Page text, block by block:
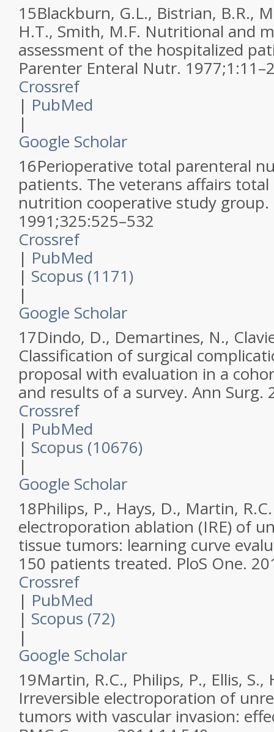
15Blackburn, G.L., Bistrian, B.R.,
H.T., Smith, M.F. Nutritional and
assessment of the hospitalized
Parenter Enteral Nutr. 1977;1:
Crossref
| PubMed
|
Google Scholar
16Perioperative total parenteral
patients. The veterans affairs
nutrition cooperative study group.
1991;325:525–532
Crossref
| PubMed
| Scopus (1171)
|
Google Scholar
17Dindo, D., Demartines, N.,
Classification of surgical
proposal with evaluation in a
and results of a survey. Ann Surg.
Crossref
| PubMed
| Scopus (10676)
|
Google Scholar
18Philips, P., Hays, D., Martin,
electroporation ablation (IRE) of
tissue tumors: learning curve
150 patients treated. PloS One.
Crossref
| PubMed
| Scopus (72)
|
Google Scholar
19Martin, R.C., Philips, P., Ellis, S.,
Irreversible electroporation of
tumors with vascular invasion: